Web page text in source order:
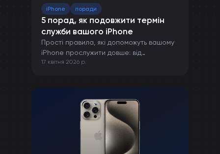
iPhone поради
5 порад, як подовжити термін
служби вашого iPhone
Прості правила, які допоможуть вашому
iPhone прослужити довше: від
правильної зарядки до захисту від
17 квітня 2026 р.